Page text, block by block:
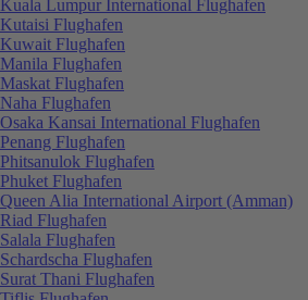
Kuala Lumpur International Flughafen
Kutaisi Flughafen
Kuwait Flughafen
Manila Flughafen
Maskat Flughafen
Naha Flughafen
Osaka Kansai International Flughafen
Penang Flughafen
Phitsanulok Flughafen
Phuket Flughafen
Queen Alia International Airport (Amman)
Riad Flughafen
Salala Flughafen
Schardscha Flughafen
Surat Thani Flughafen